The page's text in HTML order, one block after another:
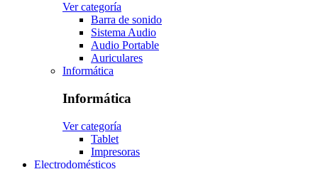
Ver categoría
Barra de sonido
Sistema Audio
Audio Portable
Auriculares
Informática
Informática
Ver categoría
Tablet
Impresoras
Electrodomésticos